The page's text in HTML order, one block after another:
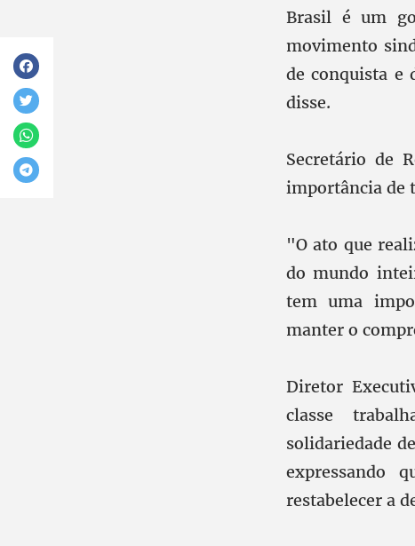
Brasil é um
movimento
de conquista e
disse.
Secretário de
importância de
"O ato que
do mundo
tem uma
manter o
Diretor
classe
solidariedade
expressando
restabelecer a